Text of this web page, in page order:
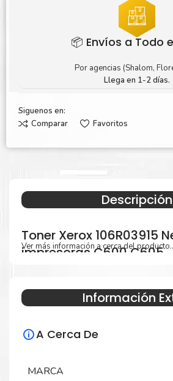
📦 Envíos a Todo
Por agencias (Shalom,
Llega en 1-2 días.
Siguenos en:
Comparar
Favoritos
Descripción
Toner Xerox 106R03915
impresoras C600 C605
Especificaciones Técnicas
Para impresoras:
C600, C605.
Ver más información a cerca del
Información
A Cerca De
MARCA